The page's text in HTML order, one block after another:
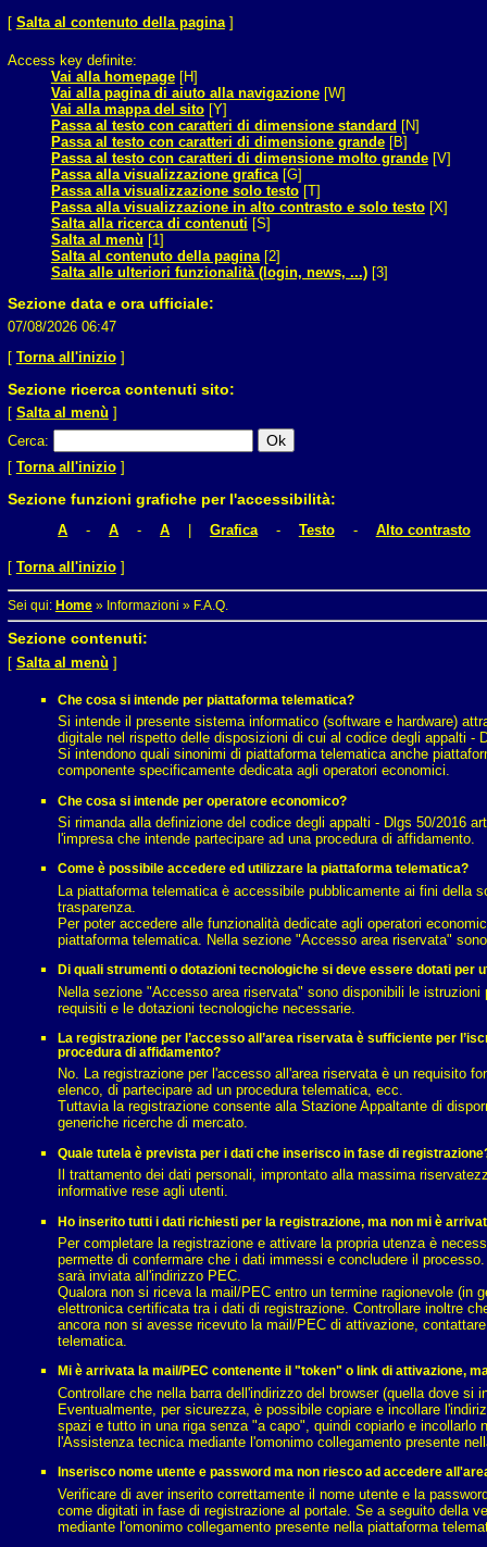
[ Salta al contenuto della pagina]
Access key definite:
Vai alla homepage[H]
Vai alla pagina di aiuto alla navigazione[W]
Vai alla mappa del sito[Y]
Passa al testo con caratteri di dimensione standard [N]
Passa al testo con caratteri di dimensione grande[B]
Passa al testo con caratteri di dimensione molto grande[V]
Passa alla visualizzazione grafica[G]
Passa alla visualizzazione solo testo[T]
Passa alla visualizzazione in alto contrasto e solo testo[X]
Salta alla ricerca di contenuti [S]
Salta al menù [1]
Salta al contenuto della pagina[2]
Salta alle ulteriori funzionalità (login, news, ...)[3]
Sezione data e ora ufficiale:
07/08/2026 06:47
[ Torna all'inizio]
Sezione ricerca contenuti sito:
[ Salta al menù ]
Cerca:
[ Torna all'inizio]
Sezione funzioni grafiche per l'accessibilità:
A - A - A | Grafica - Testo - Alto contrasto
[ Torna all'inizio]
Sei qui: Home» Informazioni » F.A.Q.
Sezione contenuti:
[ Salta al menù ]
Che cosa si intende per piattaforma telematica?
Si intende il presente sistema informatico (software e hardware)
digitale nel rispetto delle disposizioni di cui al codice degli appalti -
Si intendono quali sinonimi di piattaforma telematica anche
componente specificamente dedicata agli operatori economici.
Che cosa si intende per operatore economico?
Si rimanda alla definizione del codice degli appalti - Dlgs 50/2016
l'impresa che intende partecipare ad una procedura di affidamento.
Come è possibile accedere ed utilizzare la piattaforma telematica?
La piattaforma telematica è accessibile pubblicamente ai fini
trasparenza.
Per poter accedere alle funzionalità dedicate agli operatori
piattaforma telematica. Nella sezione "Accesso area riservata"
Di quali strumenti o dotazioni tecnologiche si deve essere dotati per
Nella sezione "Accesso area riservata" sono disponibili le
requisiti e le dotazioni tecnologiche necessarie.
La registrazione per l’accesso all’area riservata è sufficiente per
procedura di affidamento?
No. La registrazione per l'accesso all'area riservata è un requisito
elenco, di partecipare ad un procedura telematica, ecc.
Tuttavia la registrazione consente alla Stazione Appaltante di
generiche ricerche di mercato.
Quale tutela è prevista per i dati che inserisco in fase di
Il trattamento dei dati personali, improntato alla massima
informative rese agli utenti.
Ho inserito tutti i dati richiesti per la registrazione, ma non mi è
Per completare la registrazione e attivare la propria utenza è
permette di confermare che i dati immessi e concludere il
sarà inviata all'indirizzo PEC.
Qualora non si riceva la mail/PEC entro un termine ragionevole (in
elettronica certificata tra i dati di registrazione. Controllare inoltre
ancora non si avesse ricevuto la mail/PEC di attivazione,
telematica.
Mi è arrivata la mail/PEC contenente il "token" o link di attivazione,
Controllare che nella barra dell'indirizzo del browser (quella dove
Eventualmente, per sicurezza, è possibile copiare e incollare
spazi e tutto in una riga senza "a capo", quindi copiarlo e
l'Assistenza tecnica mediante l'omonimo collegamento presente
Inserisco nome utente e password ma non riesco ad accedere
Verificare di aver inserito correttamente il nome utente e la
come digitati in fase di registrazione al portale. Se a seguito della
mediante l'omonimo collegamento presente nella piattaforma